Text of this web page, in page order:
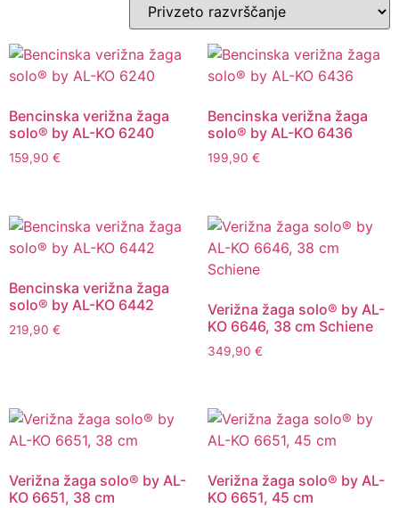
Bencinska verižna žaga
solo® by AL-KO 6240
159,90 €
Bencinska verižna žaga
solo® by AL-KO 6436
199,90 €
Bencinska verižna žaga
solo® by AL-KO 6442
219,90 €
Verižna žaga solo® by AL-
KO 6646, 38 cm Schiene
349,90 €
Verižna žaga solo® by AL-
KO 6651, 38 cm
Verižna žaga solo® by AL-
KO 6651, 45 cm